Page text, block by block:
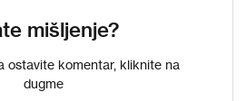
mišljenje?
ostavite komentar, kliknite na
dugme